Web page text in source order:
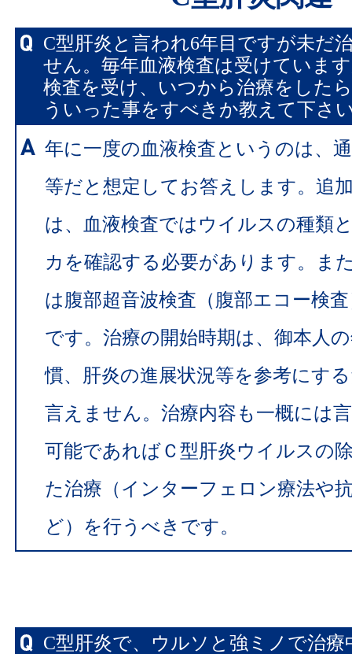
C型肝炎と言われ6年目ですが未だ
せん。毎年血液検査は受けていま
検査を受け、いつから治療をした
ういった事をすべきか教えて下さ
年に一度の血液検査というのは、
等だと想定してお答えします。追
は、血液検査ではウイルスの種類
カを確認する必要があります。ま
は腹部超音波検査（腹部エコー検
です。治療の開始時期は、御本人
慣、肝炎の進展状況等を参考にす
言えません。治療内容も一概には
可能であればＣ型肝炎ウイルスの
た治療（インターフェロン療法や
ど）を行うべきです。
C型肝炎で、ウルソと強ミノで治療